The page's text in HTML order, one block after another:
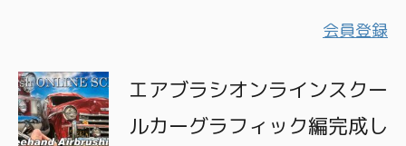
会員登録
エアブラシオンラインスクー
ルカーグラフィック編完成し